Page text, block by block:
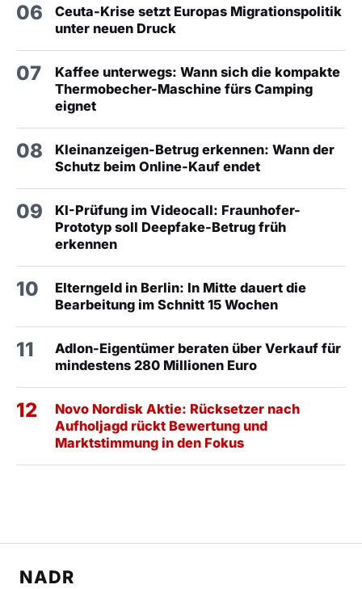
06
Ceuta-Krise setzt Europas Migrationspolitik
unter neuen Druck
07
Kaffee unterwegs: Wann sich die kompakte
Thermobecher-Maschine fürs Camping
eignet
08
Kleinanzeigen-Betrug erkennen: Wann der
Schutz beim Online-Kauf endet
09
KI-Prüfung im Videocall: Fraunhofer-
Prototyp soll Deepfake-Betrug früh
erkennen
10
Elterngeld in Berlin: In Mitte dauert die
Bearbeitung im Schnitt 15 Wochen
11
Adlon-Eigentümer beraten über Verkauf für
mindestens 280 Millionen Euro
12
Novo Nordisk Aktie: Rücksetzer nach
Aufholjagd rückt Bewertung und
Marktstimmung in den Fokus
NADR